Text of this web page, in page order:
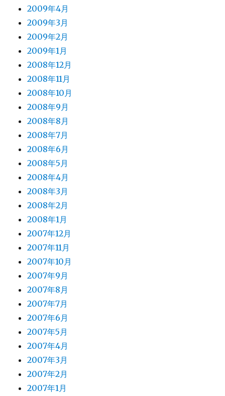
2009年4月
2009年3月
2009年2月
2009年1月
2008年12月
2008年11月
2008年10月
2008年9月
2008年8月
2008年7月
2008年6月
2008年5月
2008年4月
2008年3月
2008年2月
2008年1月
2007年12月
2007年11月
2007年10月
2007年9月
2007年8月
2007年7月
2007年6月
2007年5月
2007年4月
2007年3月
2007年2月
2007年1月